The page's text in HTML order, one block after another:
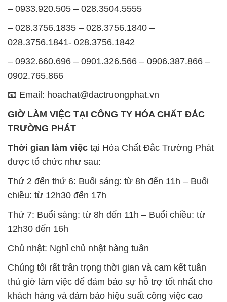
– 0933.920.505 – 028.3504.5555
– 028.3756.1835 – 028.3756.1840 –
028.3756.1841- 028.3756.1842
– 0932.660.696 – 0901.326.566 – 0906.387.866 –
0902.765.866
📧 Email: hoachat@dactruongphat.vn
GIỜ LÀM VIỆC TẠI CÔNG TY HÓA CHẤT ĐẮC
TRƯỜNG PHÁT
Thời gian làm việc tại Hóa Chất Đắc Trường Phát
được tổ chức như sau:
Thứ 2 đến thứ 6: Buổi sáng: từ 8h đến 11h – Buổi
chiều: từ 12h30 đến 17h
Thứ 7: Buổi sáng: từ 8h đến 11h – Buổi chiều: từ
12h30 đến 16h
Chủ nhật: Nghỉ chủ nhật hàng tuần
Chúng tôi rất trân trọng thời gian và cam kết tuân
thủ giờ làm việc để đảm bảo sự hỗ trợ tốt nhất cho
khách hàng và đảm bảo hiệu suất công việc cao